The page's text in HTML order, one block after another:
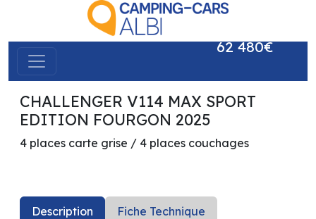
précédent
CHALLENGER V114 MAX SPORT
EDITION FOURGON 2025
4 places carte grise / 4 places couchages
62 480€
Description Fiche Technique